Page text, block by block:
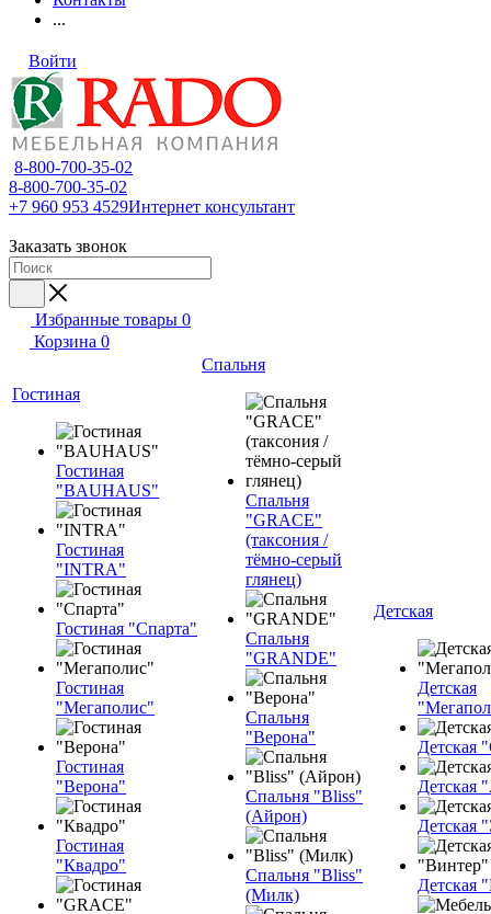
...
Войти
8-800-700-35-02
8-800-700-35-02
+7 960 953 4529Интернет консультант
Заказать звонок
Избранные товары 0
Корзина 0
Гостиная
Гостиная
"BAUHAUS"
Гостиная
"INTRA"
Гостиная "Спарта"
Гостиная
"Мегаполис"
Гостиная
"Верона"
Гостиная
"Квадро"
Спальня
Спальня
"GRACE"
(таксония /
тёмно-серый
глянец)
Спальня
"GRANDE"
Спальня
"Верона"
Спальня "Bliss"
(Айрон)
Спальня "Bliss"
(Милк)
Детская
Детская
Детская
Детская
Детская
Детская